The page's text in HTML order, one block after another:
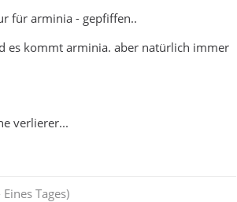
für arminia - gepfiffen..
es kommt arminia. aber natürlich immer
verlierer...
Tages)